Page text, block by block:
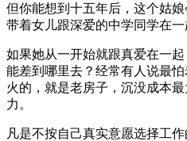
但你能想到十五年后，这个姑
带着女儿跟深爱的中学同学在一
如果她从一开始就跟真爱在一
能差到哪里去？经常有人说最
火的，就是老房子，沉没成本
力。
凡是不按自己真实意愿选择工